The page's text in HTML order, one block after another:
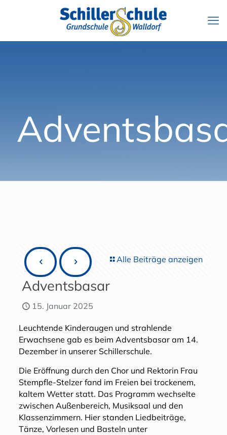
Alle Beiträge anzeigen
Adventsbasar
15. Januar 2025
Leuchtende Kinderaugen und strahlende
Erwachsene gab es beim Adventsbasar am 14.
Dezember in unserer Schillerschule.
Die Eröffnung durch den Chor und Rektorin Frau
Stempfle-Stelzer fand im Freien bei trockenem,
kaltem Wetter statt. Das Programm wechselte
zwischen Außenbereich, Musiksaal und den
Klassenzimmern. Hier standen Liedbeiträge,
Tänze, Vorlesen und Basteln unter